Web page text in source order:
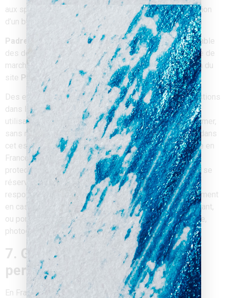
aux spécifications indiquées au point 4, soit de l’apparition
d’un bug ou d’une incompatibilité.
Padre-Digital
ne pourra également être tenue responsable
des dommages indirects (tels par exemple qu’une perte de
marché ou perte d’une chance) consécutifs à l’utilisation du
site Padre-digital.com.
Des espaces interactifs (possibilité de poser des questions
dans l’espace contact) sont à la disposition des
utilisateurs.
Padre-Digitalse réserve le droit de supprimer,
sans mise en demeure préalable, tout contenu déposé dans
cet espace qui contreviendrait à la législation applicable en
France, en particulier aux dispositions relatives à la
protection des données. Le cas échéant,Padre-Digital se
réserve également la possibilité de mettre en cause la
responsabilité civile et/ou pénale de l’utilisateur, notamment
en cas de message à caractère raciste, injurieux, diffamant,
ou pornographique, quel que soit le support utilisé (texte,
photographie…).
7. Gestion des données
personnelles.
En France, les données personnelles sont notamment